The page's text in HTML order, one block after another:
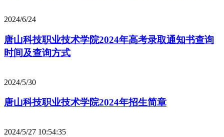
2024/6/24
唐山科技职业技术学院2024年高考录取通知书查询
时间及查询方式
2024/5/30
唐山科技职业技术学院2024年招生简章
2024/5/27 10:54:35